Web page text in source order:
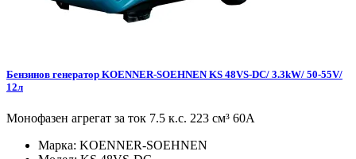
Бензинов генератор KOENNER-SOEHNEN KS 48VS-DC/ 3.3kW/ 50-55V/
12л
Монофазен агрегат за ток 7.5 к.с. 223 см³ 60А
Марка: KOENNER-SOEHNEN